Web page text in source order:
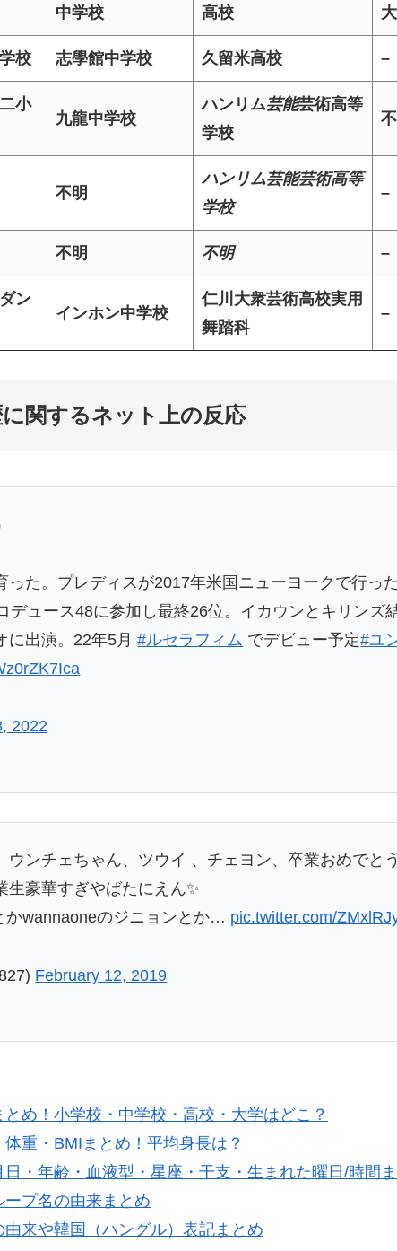
中学校 高校
校 志學館中学校 久留米高校 –
小
九龍中学校
ハンリム芸能芸術高等
学校
不明
ハンリム芸能芸術高等
学校
–
不明 不明 –
ン
インホン中学校
仁川大衆芸術高校実用
舞踏科
–
関するネット上の反応
った。プレディスが2017年米国ニューヨークで行っ
デュース48に参加し最終26位。イカウンとキリンズ
に出演。22年5月#ルセラフィム でデビュー予定#ユ
2022
ウンチェちゃん、ツウイ 、チェヨン、卒業おめでと
豪華すぎやばたにえん✨
かwannaoneのジニョンとか… pic.twitter.com/
February 12, 2019
め！小学校・中学校・高校・大学はどこ？
重・BMIまとめ！平均身長は？
・年齢・血液型・星座・干支・生まれた曜日/時間
プ名の由来まとめ
来や韓国（ハングル）表記まとめ